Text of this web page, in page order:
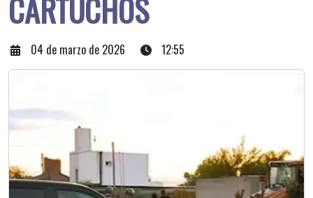
CARTUCHOS
04 de marzo de 2026 12:55